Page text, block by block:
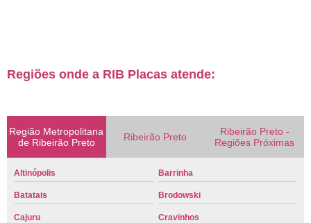
Regiões onde a RIB Placas atende:
Região Metropolitana
de Ribeirão Preto
Ribeirão Preto
Ribeirão Preto -
Regiões Próximas
Altinópolis Barrinha
Batatais Brodowski
Cajuru Cravinhos